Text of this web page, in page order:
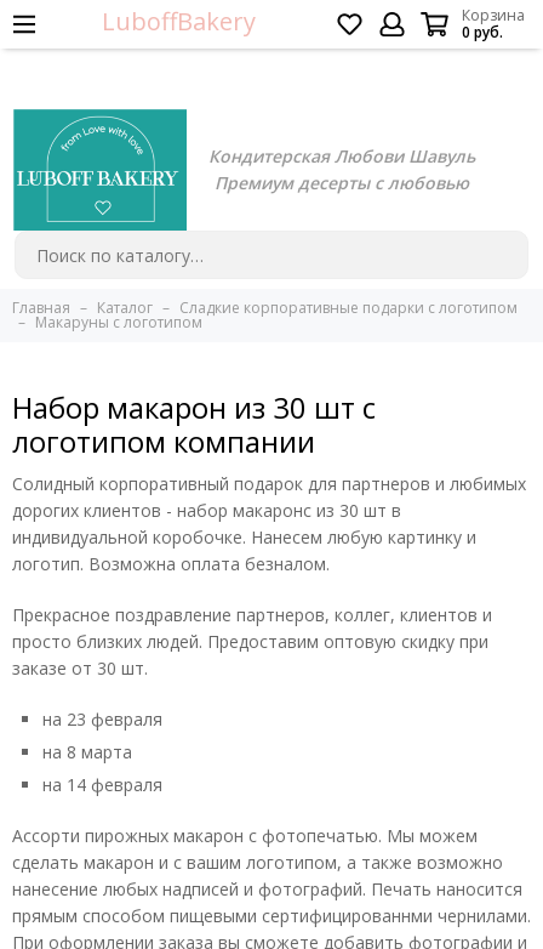
Кондитерская Любови Шавуль
Премиум десерты с любовью
LuboffBakery
Корзина
0 руб.
Главная Каталог Сладкие корпоративные подарки с логотипом
Макаруны с логотипом
Набор макарон из 30 шт с
логотипом компании
Солидный корпоративный подарок для партнеров и любимых
дорогих клиентов - набор макаронс из 30 шт в
индивидуальной коробочке. Нанесем любую картинку и
логотип. Возможна оплата безналом.
Прекрасное поздравление партнеров, коллег, клиентов и
просто близких людей. Предоставим оптовую скидку при
заказе от 30 шт.
на 23 февраля
на 8 марта
на 14 февраля
Ассорти пирожных макарон с фотопечатью. Мы можем
сделать макарон и с вашим логотипом, а также возможно
нанесение любых надписей и фотографий. Печать наносится
прямым способом пищевыми сертифицированнми чернилами.
При оформлении заказа вы сможете добавить фотографии и